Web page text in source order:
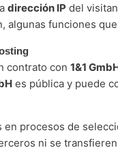
dirección IP del
algunas funciones
contrato con 1&1
es pública y puede
procesos de
ni se